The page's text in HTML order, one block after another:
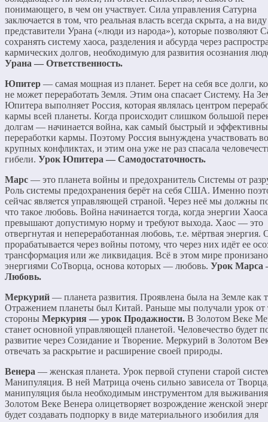
понимающего, в чем он участвует. Сила управления Сатурна
заключается в том, что реальная власть всегда скрыта, а на виду
представители Урана («люди из народа»), которые позволяют
сохранять систему хаоса, разделения и абсурда через
кармических долгов, необходимую для развития осознания
Урана — Ответственность.
Юпитер — самая мощная из планет. Берет на себя все долги,
не может переработать Земля. Этим она спасает Систему. На
Юпитера выполняет Россия, которая являлась центром
кармы всей планеты. Когда происходит слишком большой
долгам — начинается война, как самый быстрый и
переработки кармы. Поэтому Россия вынуждена участвовать
крупных конфликтах, и этим она уже не раз спасала
гибели. Урок Юпитера — Самодостаточность.
Марс — это планета войны и предохранитель Системы от
Роль системы предохранения берёт на себя США. Именно
сейчас является управляющей страной. Через неё мы должны
что такое любовь. Война начинается тогда, когда энергии Хаоса
превышают допустимую норму и требуют выхода. Хаос — это
отвергнутая и непереработанная любовь, т.е. мёртвая энергия.
прорабатывается через войны потому, что через них идёт ее
трансформация или же ликвидация. Всё в этом мире пронизано
энергиями СоТворца, основа которых — любовь. Урок
Любовь.
Меркурий — планета развития. Проявлена была на Земле как
Отражением планеты был Китай. Раньше мы получали урок от
стороны Меркурия — урок Продажности. В Золотом Веке
станет основной управляющей планетой. Человечество будет
развитие через Созидание и Творение. Меркурий в Золотом
отвечать за раскрытие и расширение своей природы.
Венера — женская планета. Урок первой ступени старой
Манипуляция. В ней Матрица очень сильно зависела от
манипуляция была необходимым инструментом для
Золотом Веке Венера олицетворяет возрождение женской
будет создавать подпорку в виде материального изобилия для